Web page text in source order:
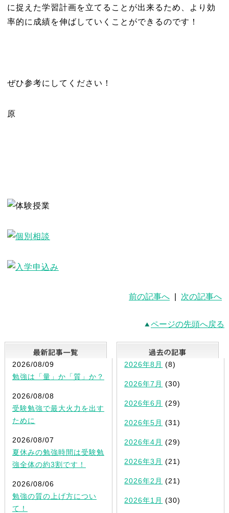
に捉えた学習計画を立てることが出来るため、より効
率的に成績を伸ばしていくことができるのです！
ぜひ参考にしてください！
原
前の記事へ 次の記事へ
ページの先頭へ戻る
最新記事一覧
2026/08/09
勉強は「量」か「質」か？
2026/08/08
受験勉強で最大火力を出す
ために
2026/08/07
夏休みの勉強時間は受験勉
強全体の約3割です！
2026/08/06
勉強の質の上げ方につい
て！
2026年8月 (8)
2026年7月 (30)
2026年6月 (29)
2026年5月 (31)
2026年4月 (29)
2026年3月 (21)
2026年2月 (21)
2026年1月 (30)